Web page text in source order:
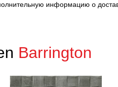
информацию о
Barrington